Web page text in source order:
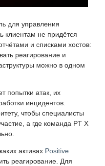
для управления
клиентам не придётся
и списками хостов:
реагирование и
можно в одном
попытки атак, их
инцидентов.
чтобы специалисты
а где команда PT X
активах Positive
реагирование. Для